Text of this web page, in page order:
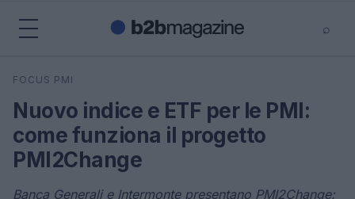
⌕
Cerca
FOCUS PMI
Nuovo indice e ETF per le PMI:
come funziona il progetto
PMI2Change
Banca Generali e Intermonte presentano PMI2Change: